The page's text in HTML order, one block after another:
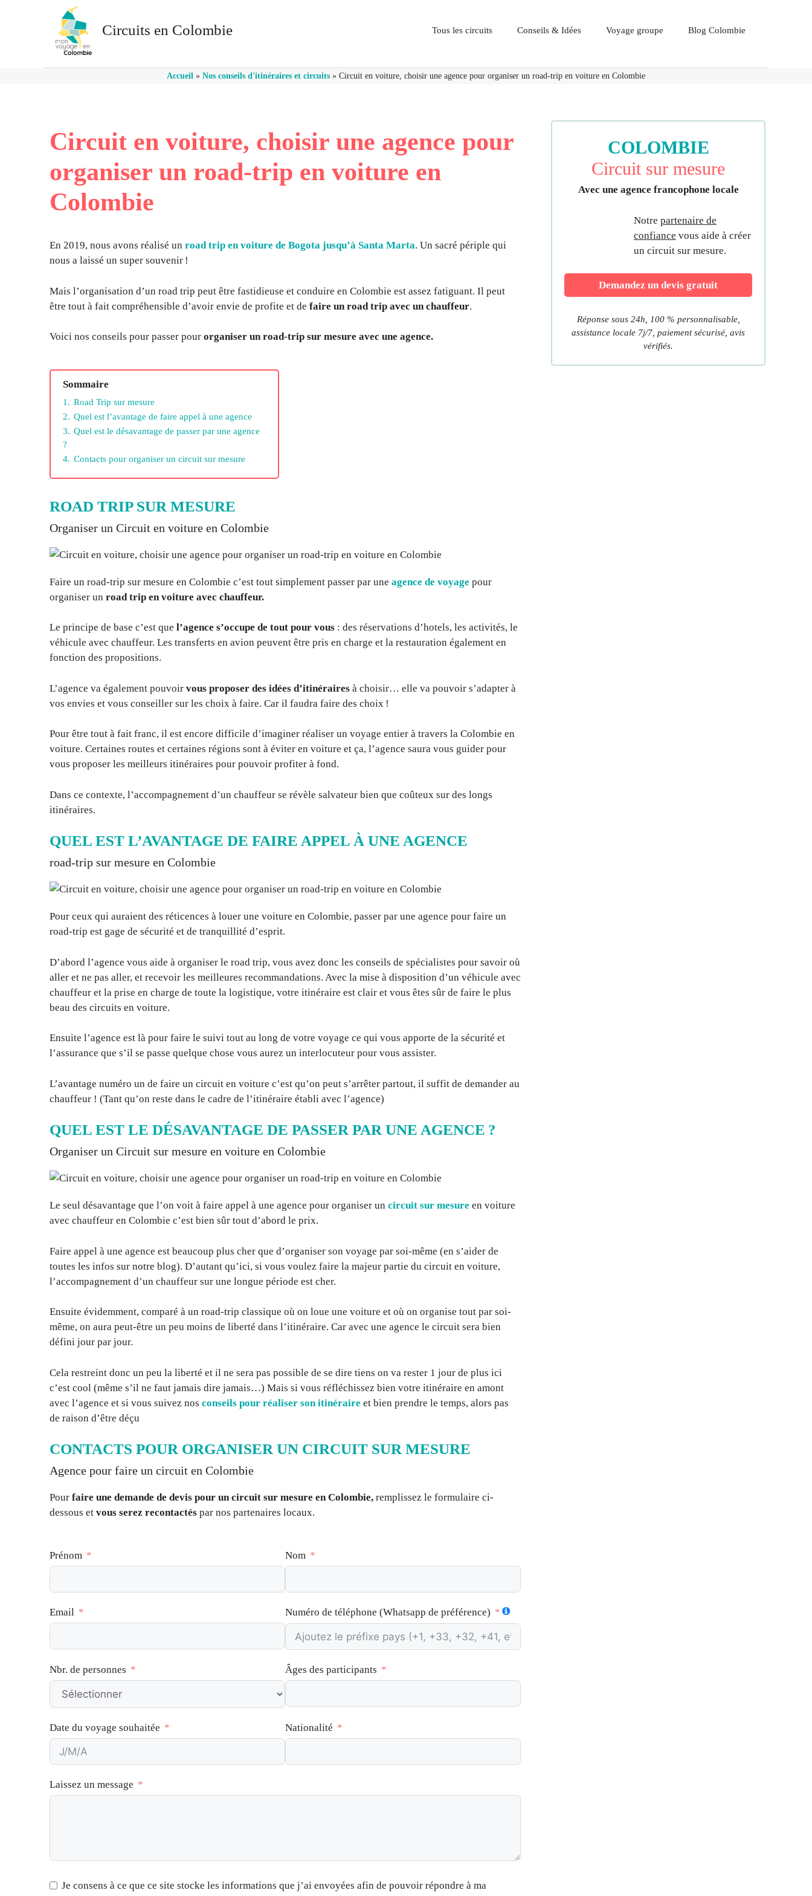
Circuits en Colombie Tous les circuits Conseils & Idées Voyage groupe Blog Colombie
Accueil » Nos conseils d'itinéraires et circuits » Circuit en voiture, choisir une agence pour organiser un road-trip en voiture en Colombie
Circuit en voiture, choisir une agence pour
organiser un road-trip en voiture en
Colombie
En 2019, nous avons réalisé un road trip en voiture de Bogota jusqu’à Santa Marta. Un sacré périple qui
nous a laissé un super souvenir !
Mais l’organisation d’un road trip peut être fastidieuse et conduire en Colombie est assez fatiguant. Il peut
être tout à fait compréhensible d’avoir envie de profite et de faire un road trip avec un chauffeur.
Voici nos conseils pour passer pour organiser un road-trip sur mesure avec une agence.
Sommaire
1. Road Trip sur mesure
2. Quel est l’avantage de faire appel à une agence
3. Quel est le désavantage de passer par une agence
?
4. Contacts pour organiser un circuit sur mesure
ROAD TRIP SUR MESURE
Organiser un Circuit en voiture en Colombie
Faire un road-trip sur mesure en Colombie c’est tout simplement passer par une agence de voyage pour
organiser un road trip en voiture avec chauffeur.
Le principe de base c’est que l’agence s’occupe de tout pour vous : des réservations d’hotels, les activités, le
véhicule avec chauffeur. Les transferts en avion peuvent être pris en charge et la restauration également en
fonction des propositions.
L’agence va également pouvoir vous proposer des idées d’itinéraires à choisir… elle va pouvoir s’adapter à
vos envies et vous conseiller sur les choix à faire. Car il faudra faire des choix !
Pour être tout à fait franc, il est encore difficile d’imaginer réaliser un voyage entier à travers la Colombie en
voiture. Certaines routes et certaines régions sont à éviter en voiture et ça, l’agence saura vous guider pour
vous proposer les meilleurs itinéraires pour pouvoir profiter à fond.
Dans ce contexte, l’accompagnement d’un chauffeur se révèle salvateur bien que coûteux sur des longs
itinéraires.
QUEL EST L’AVANTAGE DE FAIRE APPEL À UNE AGENCE
road-trip sur mesure en Colombie
Pour ceux qui auraient des réticences à louer une voiture en Colombie, passer par une agence pour faire un
road-trip est gage de sécurité et de tranquillité d’esprit.
D’abord l’agence vous aide à organiser le road trip, vous avez donc les conseils de spécialistes pour savoir où
aller et ne pas aller, et recevoir les meilleures recommandations. Avec la mise à disposition d’un véhicule avec
chauffeur et la prise en charge de toute la logistique, votre itinéraire est clair et vous êtes sûr de faire le plus
beau des circuits en voiture.
Ensuite l’agence est là pour faire le suivi tout au long de votre voyage ce qui vous apporte de la sécurité et
l’assurance que s’il se passe quelque chose vous aurez un interlocuteur pour vous assister.
L’avantage numéro un de faire un circuit en voiture c’est qu’on peut s’arrêter partout, il suffit de demander au
chauffeur ! (Tant qu’on reste dans le cadre de l’itinéraire établi avec l’agence)
QUEL EST LE DÉSAVANTAGE DE PASSER PAR UNE AGENCE ?
Organiser un Circuit sur mesure en voiture en Colombie
Le seul désavantage que l’on voit à faire appel à une agence pour organiser un circuit sur mesure en voiture
avec chauffeur en Colombie c’est bien sûr tout d’abord le prix.
Faire appel à une agence est beaucoup plus cher que d’organiser son voyage par soi-même (en s’aider de
toutes les infos sur notre blog). D’autant qu’ici, si vous voulez faire la majeur partie du circuit en voiture,
l’accompagnement d’un chauffeur sur une longue période est cher.
Ensuite évidemment, comparé à un road-trip classique où on loue une voiture et où on organise tout par soi-
même, on aura peut-être un peu moins de liberté dans l’itinéraire. Car avec une agence le circuit sera bien
défini jour par jour.
Cela restreint donc un peu la liberté et il ne sera pas possible de se dire tiens on va rester 1 jour de plus ici
c’est cool (même s’il ne faut jamais dire jamais…) Mais si vous réfléchissez bien votre itinéraire en amont
avec l’agence et si vous suivez nos conseils pour réaliser son itinéraire et bien prendre le temps, alors pas
de raison d’être déçu
CONTACTS POUR ORGANISER UN CIRCUIT SUR MESURE
Agence pour faire un circuit en Colombie
Pour faire une demande de devis pour un circuit sur mesure en Colombie, remplissez le formulaire ci-
dessous et vous serez recontactés par nos partenaires locaux.
Prénom Nom
Email Numéro de téléphone (Whatsapp de préférence)
Nbr. de personnes Âges des participants
Date du voyage souhaitée Nationalité
Laissez un message
Je consens à ce que ce site stocke les informations que j’ai envoyées afin de pouvoir répondre à ma
COLOMBIE
Circuit sur mesure
Avec une agence francophone locale
Notre partenaire de
confiance vous aide à créer
un circuit sur mesure.
Demandez un devis gratuit
Réponse sous 24h, 100 % personnalisable,
assistance locale 7j/7, paiement sécurisé, avis
vérifiés.